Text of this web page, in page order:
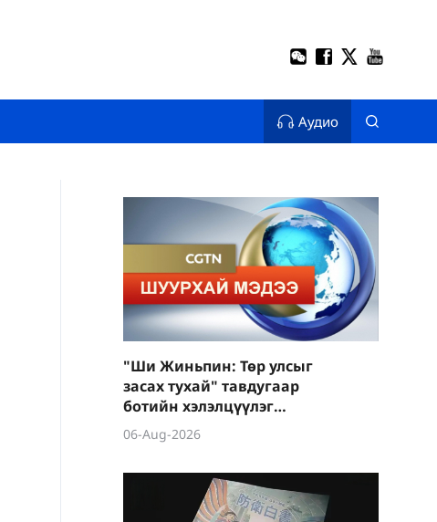
Аудио
"Ши Жиньпин: Төр улсыг
засах тухай" тавдугаар
ботийн хэлэлцүүлэг
боллоо
06-Aug-2026